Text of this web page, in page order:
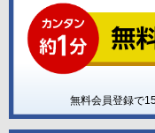
無料会員登録で